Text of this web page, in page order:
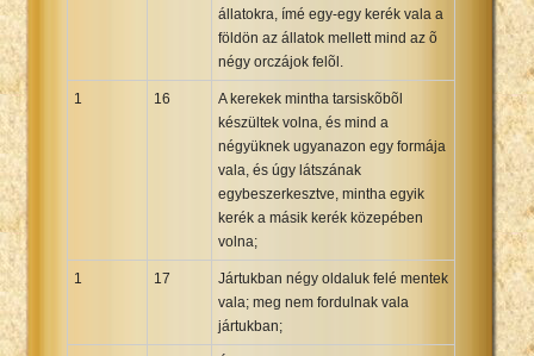
állatokra, ímé egy-egy kerék vala a
földön az állatok mellett mind az õ
négy orczájok felõl.
1 16
A kerekek mintha tarsiskõbõl
készültek volna, és mind a
négyüknek ugyanazon egy formája
vala, és úgy látszának
egybeszerkesztve, mintha egyik
kerék a másik kerék közepében
volna;
1 17
Jártukban négy oldaluk felé mentek
vala; meg nem fordulnak vala
jártukban;